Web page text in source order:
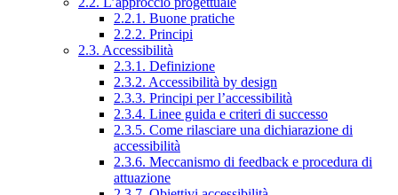
2.2.1. Buone pratiche
2.2.2. Principi
2.3. Accessibilità
2.3.1. Definizione
2.3.2. Accessibilità by design
2.3.3. Principi per l’accessibilità
2.3.4. Linee guida e criteri di successo
2.3.5. Come rilasciare una dichiarazione di
accessibilità
2.3.6. Meccanismo di feedback e procedura di
attuazione